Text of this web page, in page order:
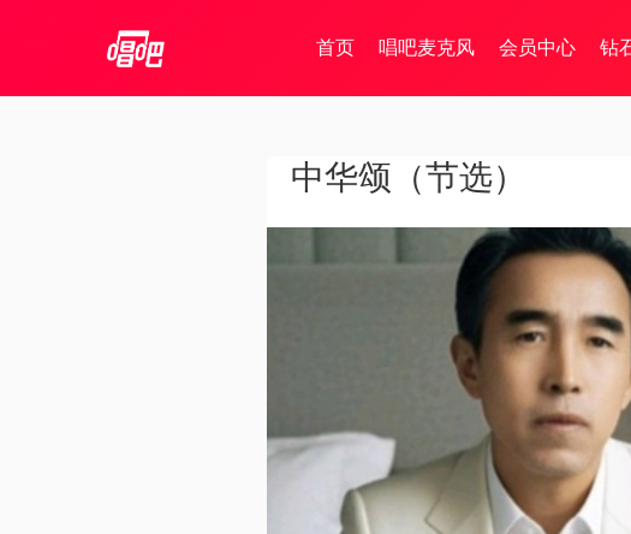
首页 唱吧麦克风 会员中心 钻
中华颂（节选）